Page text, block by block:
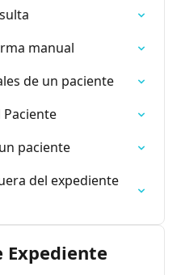
manual
de un paciente
paciente
del expediente
Expediente